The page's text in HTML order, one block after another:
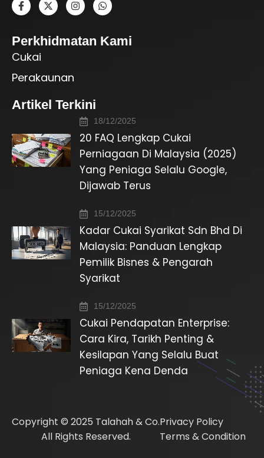
Perkhidmatan Kami
Cukai
Perakaunan
Artikel Terkini
18/12/2025
20 FAQ Lengkap Cukai
Perniagaan Di Malaysia (2025)
Yang Peniaga Selalu Google,
Dijawab Terus
15/12/2025
Kadar Cukai Syarikat Sdn Bhd Di
Malaysia: Panduan Lengkap
Pemilik Bisnes & Pengarah
Syarikat
15/12/2025
Cukai Pendapatan Enterprise:
Cara Kira, Tarikh Penting &
Kesilapan Yang Selalu Buat
Peniaga Kena Denda
Copyright © 2025 Talahah & Co.
All Rights Reserved.
Privacy Policy
Terms & Condition